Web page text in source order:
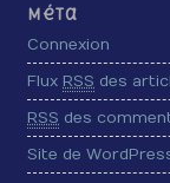
Méta
Connexion
Flux RSS des
RSS des
Site de